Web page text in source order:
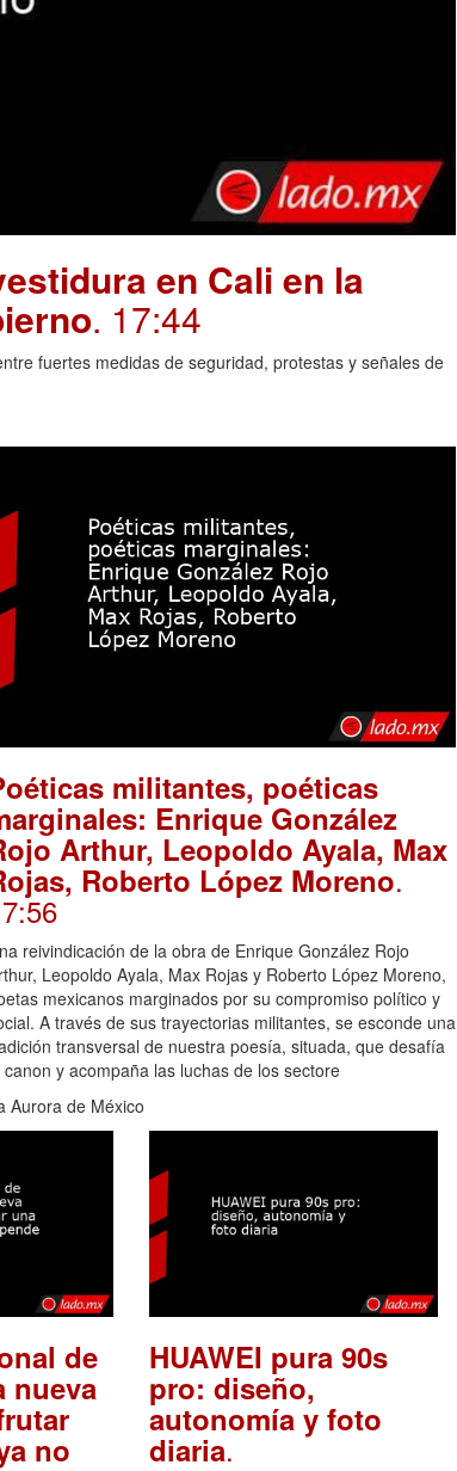
en Cali en la
. 17:44
fuertes medidas de seguridad, protestas y señales de
militantes, poéticas
Enrique González
Arthur, Leopoldo Ayala, Max
Roberto López Moreno.
reivindicación de la obra de Enrique González Rojo
Leopoldo Ayala, Max Rojas y Roberto López Moreno,
mexicanos marginados por su compromiso político y
A través de sus trayectorias militantes, se esconde una
transversal de nuestra poesía, situada, que desafía
canon y acompaña las luchas de los sectore
Aurora de México
de
nueva
no
HUAWEI pura 90s
pro: diseño,
autonomía y foto
diaria.